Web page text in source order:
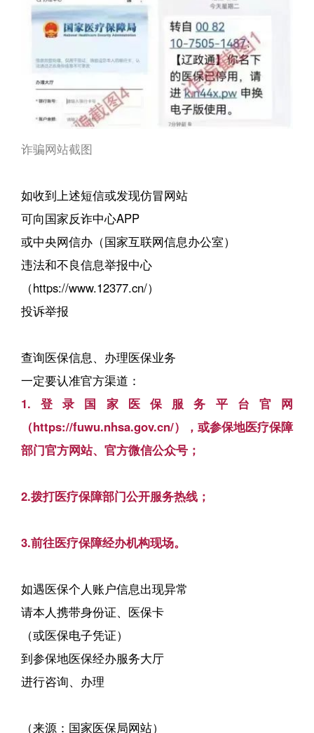
诈骗网站截图
如收到上述短信或发现仿冒网站
可向国家反诈中心APP
或中央网信办（国家互联网信息办公室）
违法和不良信息举报中心
（https://www.12377.cn/）
投诉举报
查询医保信息、办理医保业务
一定要认准官方渠道：
1.登录国家医保服务平台官网
（https://fuwu.nhsa.gov.cn/），或参保地医疗保障
部门官方网站、官方微信公众号；
2.拨打医疗保障部门公开服务热线；
3.前往医疗保障经办机构现场。
如遇医保个人账户信息出现异常
请本人携带身份证、医保卡
（或医保电子凭证）
到参保地医保经办服务大厅
进行咨询、办理
（来源：国家医保局网站）